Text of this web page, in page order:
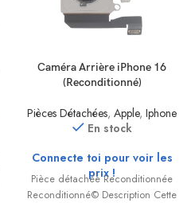
Caméra Arrière iPhone 16
(Reconditionné)
Pièces Détachées, Apple, Iphone
En stock
Connecte toi pour voir les
prix !
Pièce détachée Reconditionnée
Reconditionné© Description Cette